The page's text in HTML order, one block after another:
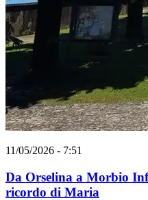
11/05/2026 - 7:51
Da Orselina a Morbio
ricordo di Maria